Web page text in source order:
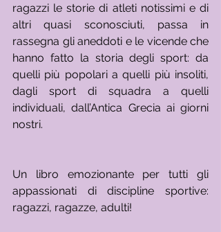
ragazzi le storie di atleti notissimi e di
altri quasi sconosciuti, passa in
rassegna gli aneddoti e le vicende che
hanno fatto la storia degli sport: da
quelli più popolari a quelli più insoliti,
dagli sport di squadra a quelli
individuali, dall’Antica Grecia ai giorni
nostri.
Un libro emozionante per tutti gli
appassionati di discipline sportive:
ragazzi, ragazze, adulti!